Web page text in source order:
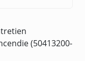
(50413200-